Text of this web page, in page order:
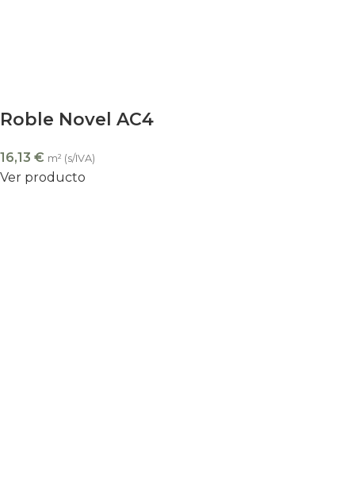
Roble Novel AC4
16,13 € m² (s/IVA)
Ver producto